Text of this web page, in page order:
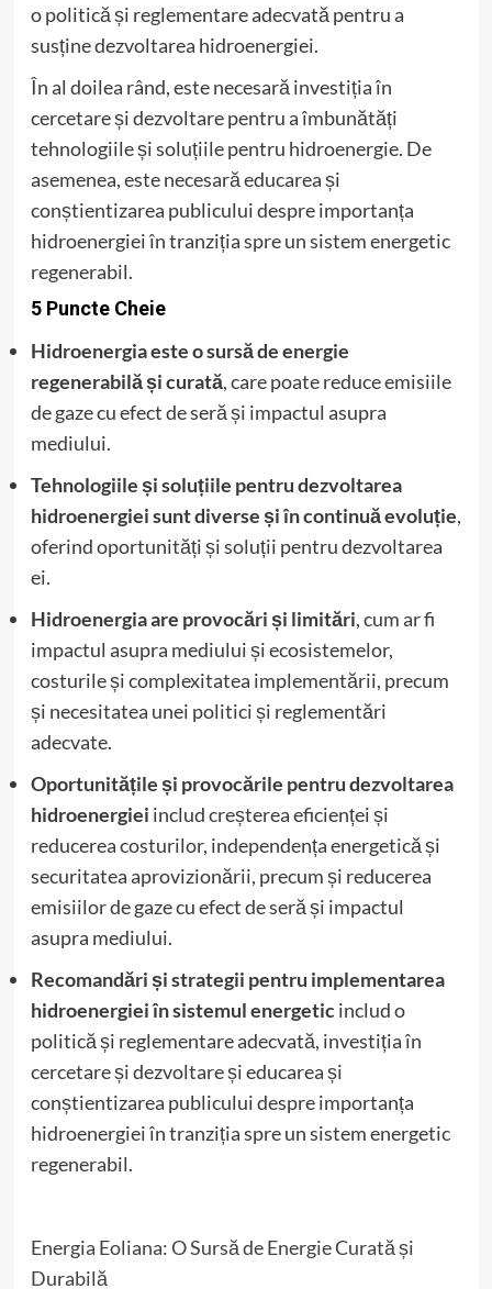
o politică și reglementare adecvată pentru a
susține dezvoltarea hidroenergiei.
În al doilea rând, este necesară investiția în
cercetare și dezvoltare pentru a îmbunătăți
tehnologiile și soluțiile pentru hidroenergie. De
asemenea, este necesară educarea și
conștientizarea publicului despre importanța
hidroenergiei în tranziția spre un sistem energetic
regenerabil.
5 Puncte Cheie
Hidroenergia este o sursă de energie
regenerabilă și curată, care poate reduce emisiile
de gaze cu efect de seră și impactul asupra
mediului.
Tehnologiile și soluțiile pentru dezvoltarea
hidroenergiei sunt diverse și în continuă evoluție,
oferind oportunități și soluții pentru dezvoltarea
ei.
Hidroenergia are provocări și limitări, cum ar fi
impactul asupra mediului și ecosistemelor,
costurile și complexitatea implementării, precum
și necesitatea unei politici și reglementări
adecvate.
Oportunitățile și provocările pentru dezvoltarea
hidroenergiei includ creșterea eficienței și
reducerea costurilor, independența energetică și
securitatea aprovizionării, precum și reducerea
emisiilor de gaze cu efect de seră și impactul
asupra mediului.
Recomandări și strategii pentru implementarea
hidroenergiei în sistemul energeticinclud o
politică și reglementare adecvată, investiția în
cercetare și dezvoltare și educarea și
conștientizarea publicului despre importanța
hidroenergiei în tranziția spre un sistem energetic
regenerabil.
Energia Eoliana: O Sursă de Energie Curată și
Durabilă